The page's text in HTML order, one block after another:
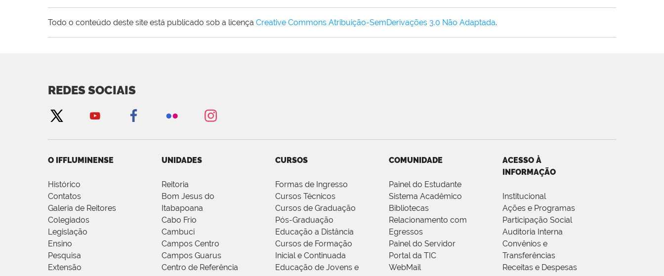
Todo o conteúdo deste site está publicado sob a licença Creative Commons Atribuição-SemDerivações 3.0 Não Adaptada.
REDES SOCIAIS
O IFFLUMINENSE
Histórico
Contatos
Galeria de Reitores
Colegiados
Legislação
Ensino
Pesquisa
Extensão
UNIDADES
Reitoria
Bom Jesus do
Itabapoana
Cabo Frio
Cambuci
Campos Centro
Campos Guarus
Centro de Referência
CURSOS
Formas de Ingresso
Cursos Técnicos
Cursos de Graduação
Pós-Graduação
Educação a Distância
Cursos de Formação
Inicial e Continuada
Educação de Jovens e
COMUNIDADE
Painel do Estudante
Sistema Acadêmico
Bibliotecas
Relacionamento com
Egressos
Painel do Servidor
Portal da TIC
WebMail
ACESSO À
INFORMAÇÃO
Institucional
Ações e Programas
Participação Social
Auditoria Interna
Convênios e
Transferências
Receitas e Despesas